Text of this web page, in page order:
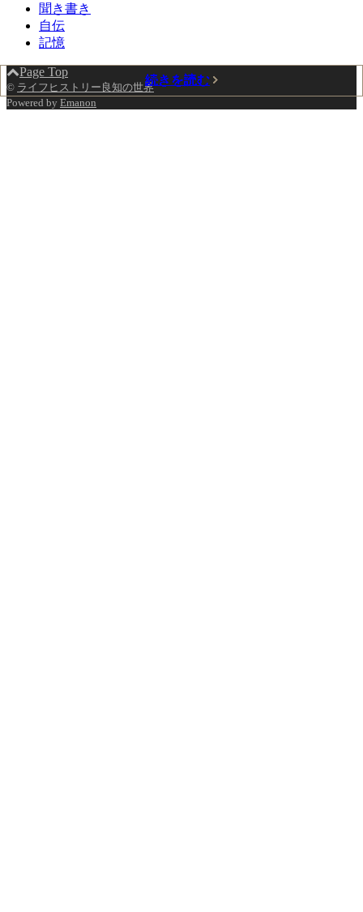
続きを読む
続きを読む
続きを読む
続きを読む
続きを読む
続きを読む
続きを読む
続きを読む
聞き書き
自伝
記憶
Page Top
© ライフヒストリー良知の世界
Powered by Emanon